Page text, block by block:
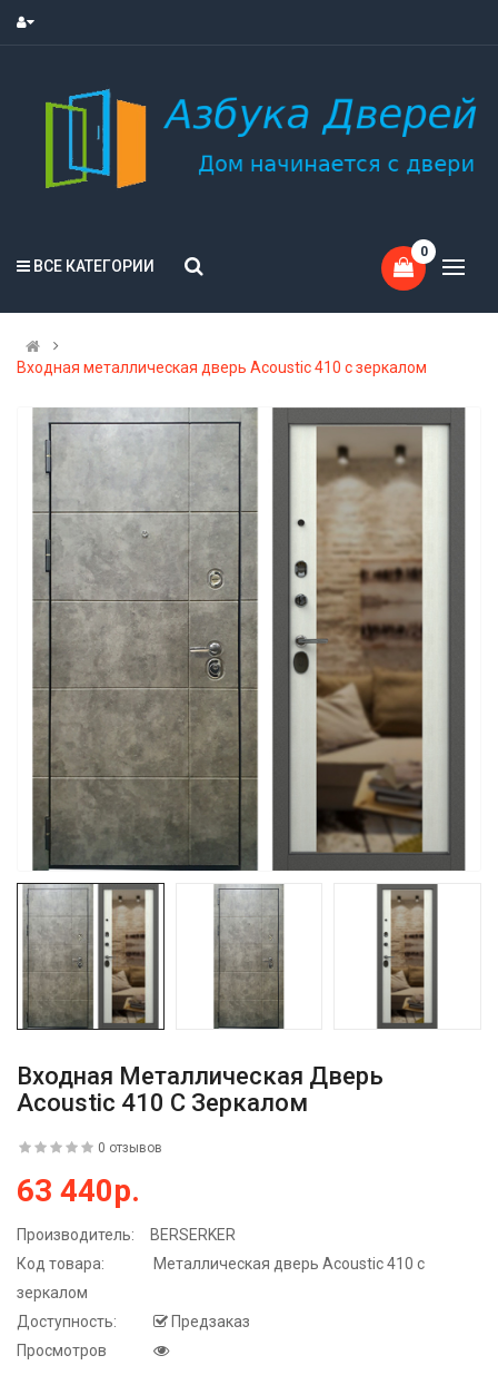
ВСЕ КАТЕГОРИИ
0
Входная металлическая дверь Acoustic 410 с зеркалом
Входная Металлическая Дверь
Acoustic 410 С Зеркалом
0 отзывов
63 440р.
Производитель:
BERSERKER
Код товара:
Металлическая дверь Acoustic 410 с
зеркалом
Доступность:
Предзаказ
Просмотров